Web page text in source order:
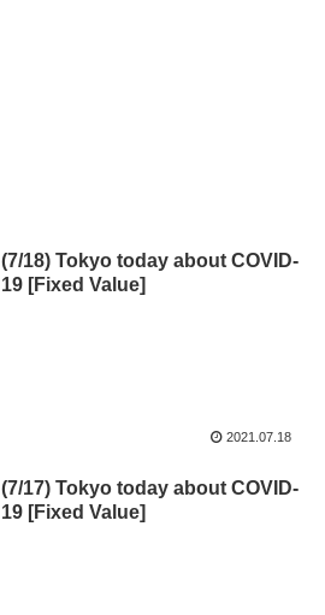
(7/18) Tokyo today about COVID-
19 [Fixed Value]
2021.07.18
(7/17) Tokyo today about COVID-
19 [Fixed Value]